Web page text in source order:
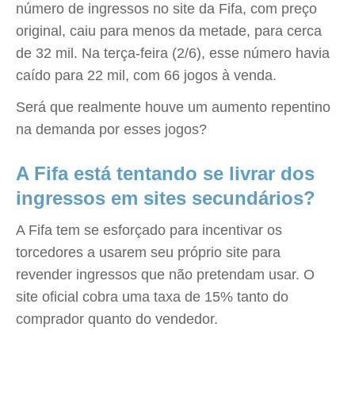
número de ingressos no site da Fifa, com preço
original, caiu para menos da metade, para cerca
de 32 mil. Na terça-feira (2/6), esse número havia
caído para 22 mil, com 66 jogos à venda.
Será que realmente houve um aumento repentino
na demanda por esses jogos?
A Fifa está tentando se livrar dos
ingressos em sites secundários?
A Fifa tem se esforçado para incentivar os
torcedores a usarem seu próprio site para
revender ingressos que não pretendam usar. O
site oficial cobra uma taxa de 15% tanto do
comprador quanto do vendedor.